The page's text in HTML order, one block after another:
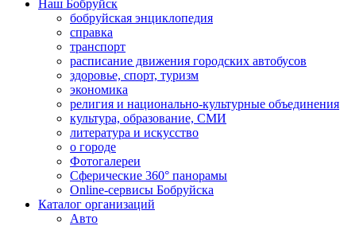
Наш Бобруйск
бобруйская энциклопедия
справка
транспорт
расписание движения городских автобусов
здоровье, спорт, туризм
экономика
религия и национально-культурные объединения
культура, образование, СМИ
литература и искусство
о городе
Фотогалереи
Сферические 360° панорамы
Online-сервисы Бобруйска
Каталог организаций
Авто